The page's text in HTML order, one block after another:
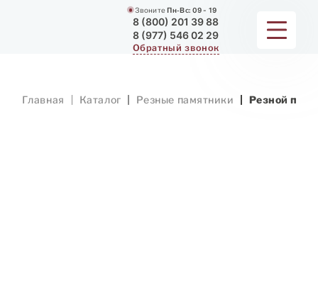
ЗвонитеПн-Вс: 09 - 19
8 (800) 201 39 88
8 (977) 546 02 29
Обратный звонок
Главная Каталог Резные памятники Резной